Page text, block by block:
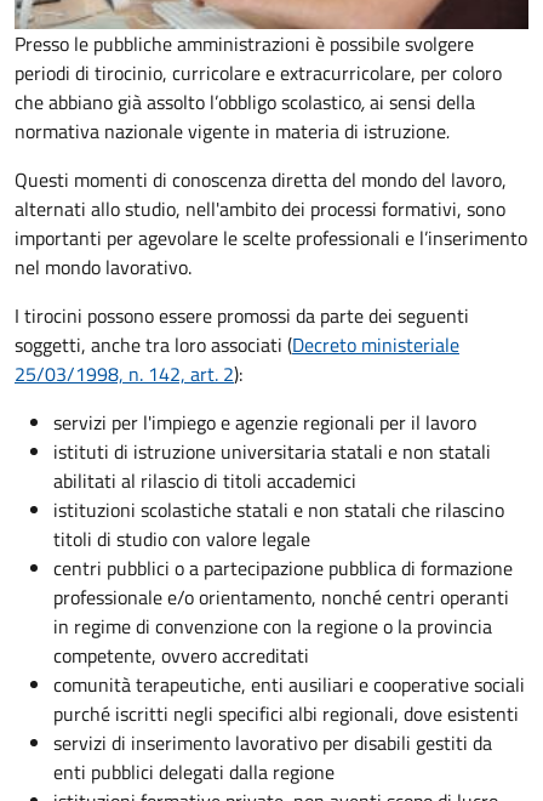
Presso le pubbliche amministrazioni è possibile svolgere
periodi di tirocinio, curricolare e extracurricolare, per coloro
che abbiano già assolto l’obbligo scolastico,ai sensi della
normativa nazionale vigente in materia di istruzione.
Questi momenti di conoscenza diretta del mondo del lavoro,
alternati allo studio, nell'ambito dei processi formativi, sono
importanti per agevolare le scelte professionali e l’inserimento
nel mondo lavorativo.
I tirocini possono essere promossi da parte dei seguenti
soggetti, anche tra loro associati (Decreto ministeriale
25/03/1998, n. 142, art. 2):
servizi per l'impiego e agenzie regionali per il lavoro
istituti di istruzione universitaria statali e non statali
abilitati al rilascio di titoli accademici
istituzioni scolastiche statali e non statali che rilascino
titoli di studio con valore legale
centri pubblici o a partecipazione pubblica di formazione
professionale e/o orientamento, nonché centri operanti
in regime di convenzione con la regione o la provincia
competente, ovvero accreditati
comunità terapeutiche, enti ausiliari e cooperative sociali
purché iscritti negli specifici albi regionali, dove esistenti
servizi di inserimento lavorativo per disabili gestiti da
enti pubblici delegati dalla regione